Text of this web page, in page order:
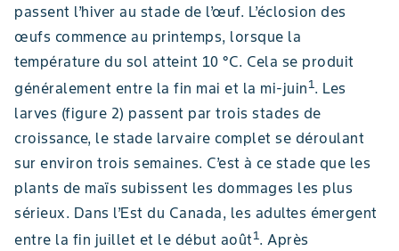
passent l’hiver au stade de l’œuf. L’éclosion des
œufs commence au printemps, lorsque la
température du sol atteint 10 °C. Cela se produit
généralement entre la fin mai et la mi-juin1. Les
larves (figure 2) passent par trois stades de
croissance, le stade larvaire complet se déroulant
sur environ trois semaines. C’est à ce stade que les
plants de maïs subissent les dommages les plus
sérieux. Dans l’Est du Canada, les adultes émergent
entre la fin juillet et le début août1. Après